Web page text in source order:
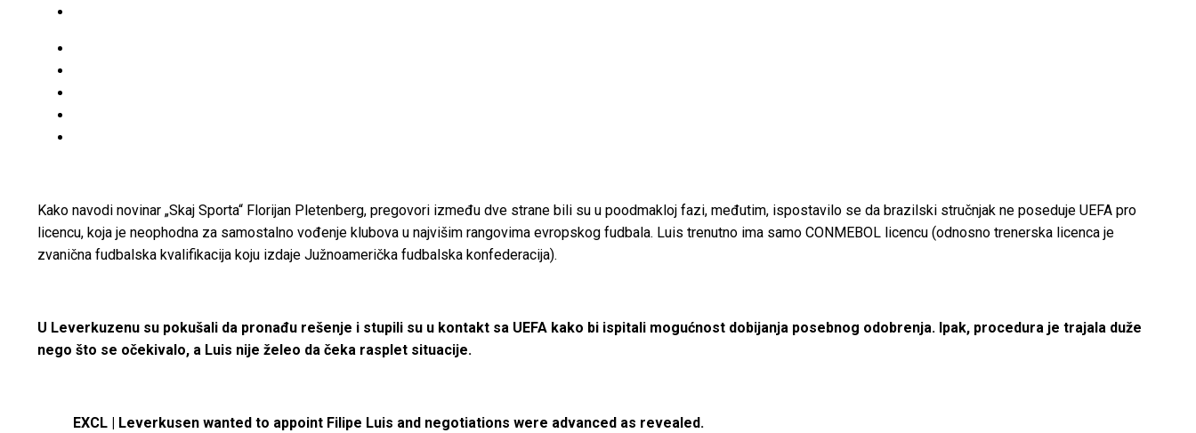
Kako navodi novinar „Skaj Sporta“ Florijan Pletenberg, pregovori između dve strane bili su u poodmakloj fazi, međutim, ispostavilo se da brazilski stručnjak ne poseduje UEFA pro
licencu, koja je neophodna za samostalno vođenje klubova u najvišim rangovima evropskog fudbala. Luis trenutno ima samo CONMEBOL licencu (odnosno trenerska licenca je
zvanična fudbalska kvalifikacija koju izdaje Južnoamerička fudbalska konfederacija).
U Leverkuzenu su pokušali da pronađu rešenje i stupili su u kontakt sa UEFA kako bi ispitali mogućnost dobijanja posebnog odobrenja. Ipak, procedura je trajala duže
nego što se očekivalo, a Luis nije želeo da čeka rasplet situacije.
EXCL | Leverkusen wanted to appoint Filipe Luis and negotiations were advanced as revealed.